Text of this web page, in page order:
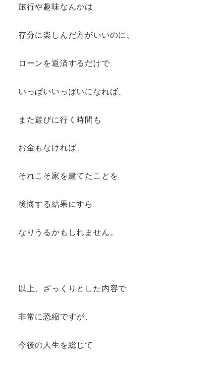
旅行や趣味なんかは
存分に楽しんだ方がいいのに、
ローンを返済するだけで
いっぱいいっぱいになれば、
また遊びに行く時間も
お金もなければ、
それこそ家を建てたことを
後悔する結果にすら
なりうるかもしれません。
以上、ざっくりとした内容で
非常に恐縮ですが、
今後の人生を総じて